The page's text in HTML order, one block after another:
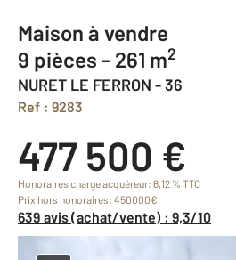
Maison à vendre
9 pièces - 261 m2
NURET LE FERRON - 36
Ref : 9283
477 500 €
Honoraires charge acquéreur: 6,12 % TTC
Prix hors honoraires: 450000€
639 avis (achat/vente) : 9,3/10